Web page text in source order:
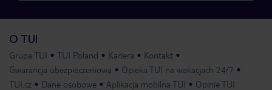
O TUI
Grupa TUI TUI Poland Kariera
Kontakt
Gwarancja ubezpieczeniowa
Opieka TUI na wakacjach 24/7
TUI.cz
Dane osobowe Aplikacja mobilna TUI Opinie TUI